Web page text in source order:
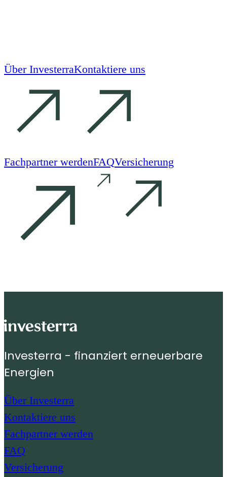
Über InvesterraKontaktiere uns
Fachpartner werdenFAQVersicherung
Investerra - finanziert erneuerbare
Energien
Über Investerra
Kontaktiere uns
Fachpartner werden
FAQ
Versicherung